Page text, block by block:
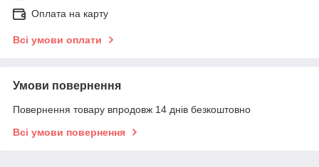
Оплата на карту
Всі умови оплати
Умови повернення
Повернення товару впродовж 14 днів безкоштовно
Всі умови повернення